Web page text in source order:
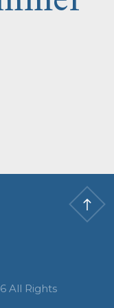
All Rights